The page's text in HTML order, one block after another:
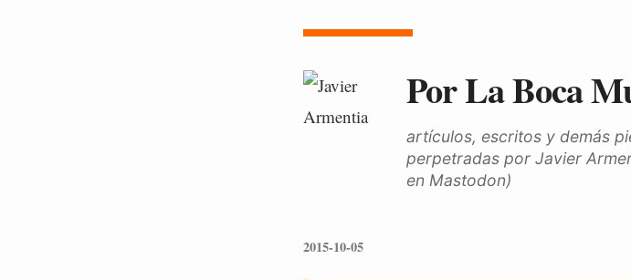
Por La Boca
artículos, escritos y demás
perpetradas por Javier
en Mastodon)
2015-10-05